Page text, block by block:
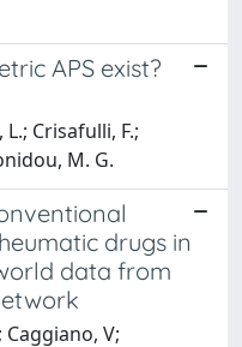
APS exist?
Crisafulli, F.;
M. G.
drugs in
data from
Caggiano, V;